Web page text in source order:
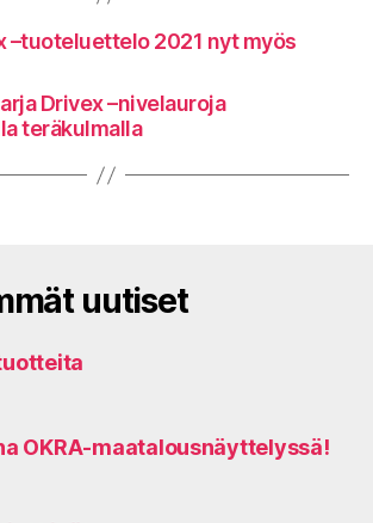
–tuoteluettelo 2021 nyt myös
Drivex –nivelauroja
teräkulmalla
uutiset
OKRA-maatalousnäyttelyssä!